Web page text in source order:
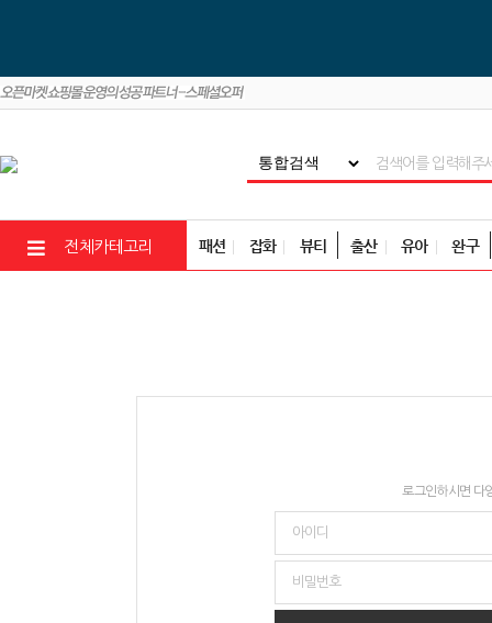
전체카테고리 패션 잡화 뷰티 출산 유아 완구
로그인하시면 다